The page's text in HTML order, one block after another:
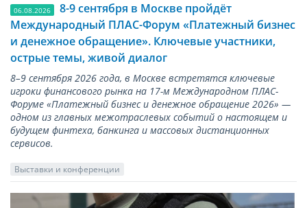
06.08.2026
8-9 сентября в Москве пройдёт
Международный ПЛАС-Форум «Платежный бизнес
и денежное обращение». Ключевые участники,
острые темы, живой диалог
8–9 сентября 2026 года, в Москве встретятся ключевые
игроки финансового рынка на 17-м Международном ПЛАС-
Форуме «Платежный бизнес и денежное обращение 2026» —
одном из главных межотраслевых событий о настоящем и
будущем финтеха, банкинга и массовых дистанционных
сервисов.
Выставки и конференции